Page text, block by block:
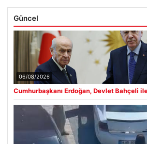
Güncel
06/08/2026
Cumhurbaşkanı Erdoğan, Devlet Bahçeli